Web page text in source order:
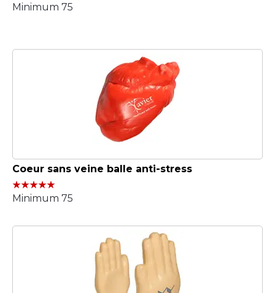
Minimum 75
Coeur sans veine balle anti-stress
Minimum 75